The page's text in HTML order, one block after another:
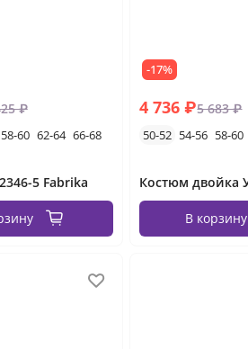
₽
58-60 62-64 66-68
5 Fabrika
-17%
4 736 ₽5 683 ₽
50-52 54-56 58-60
В корзину